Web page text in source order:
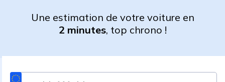
Une estimation de votre voiture en
2 minutes, top chrono !